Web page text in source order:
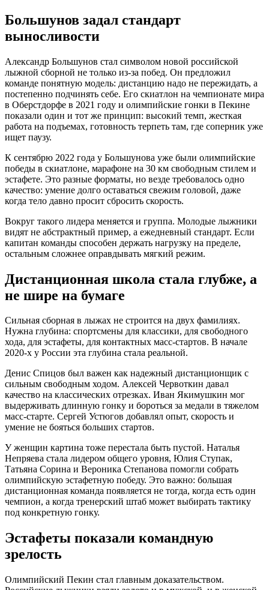
Большунов задал стандарт
выносливости
Александр Большунов стал символом новой российской
лыжной сборной не только из-за побед. Он предложил
команде понятную модель: дистанцию надо не пережидать, а
постепенно подчинять себе. Его скиатлон на чемпионате мира
в Оберстдорфе в 2021 году и олимпийские гонки в Пекине
показали один и тот же принцип: высокий темп, жесткая
работа на подъемах, готовность терпеть там, где соперник уже
ищет паузу.
К сентябрю 2022 года у Большунова уже были олимпийские
победы в скиатлоне, марафоне на 30 км свободным стилем и
эстафете. Это разные форматы, но везде требовалось одно
качество: умение долго оставаться свежим головой, даже
когда тело давно просит сбросить скорость.
Вокруг такого лидера меняется и группа. Молодые лыжники
видят не абстрактный пример, а ежедневный стандарт. Если
капитан команды способен держать нагрузку на пределе,
остальным сложнее оправдывать мягкий режим.
Дистанционная школа стала глубже, а
не шире на бумаге
Сильная сборная в лыжах не строится на двух фамилиях.
Нужна глубина: спортсмены для классики, для свободного
хода, для эстафеты, для контактных масс-стартов. В начале
2020-х у России эта глубина стала реальной.
Денис Спицов был важен как надежный дистанционщик с
сильным свободным ходом. Алексей Червоткин давал
качество на классических отрезках. Иван Якимушкин мог
выдерживать длинную гонку и бороться за медали в тяжелом
масс-старте. Сергей Устюгов добавлял опыт, скорость и
умение не бояться больших стартов.
У женщин картина тоже перестала быть пустой. Наталья
Непряева стала лидером общего уровня, Юлия Ступак,
Татьяна Сорина и Вероника Степанова помогли собрать
олимпийскую эстафетную победу. Это важно: большая
дистанционная команда появляется не тогда, когда есть один
чемпион, а когда тренерский штаб может выбирать тактику
под конкретную гонку.
Эстафеты показали командную
зрелость
Олимпийский Пекин стал главным доказательством.